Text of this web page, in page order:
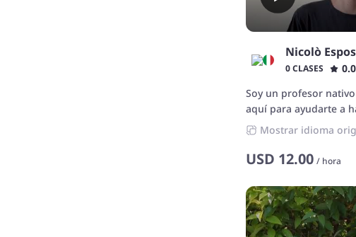
sea divertido.
Nicolò
0 CLASES
0.0
Soy un profesor
aquí para ayudarte a
confianza.
Mostrar idioma
USD 12.00 / hora